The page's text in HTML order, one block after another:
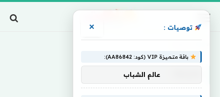
توصيات : ×
باقة متميزة VIP (كود: AA86842):
عالم الشباب